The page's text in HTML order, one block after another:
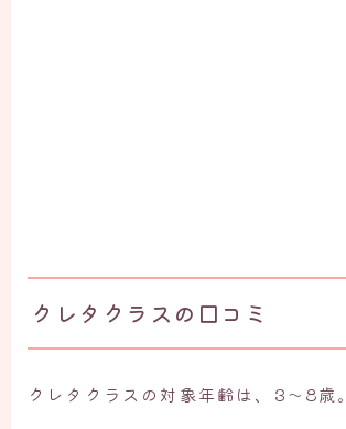
クレタクラスの口コミ
クレタクラスの対象年齢は、3～8歳。